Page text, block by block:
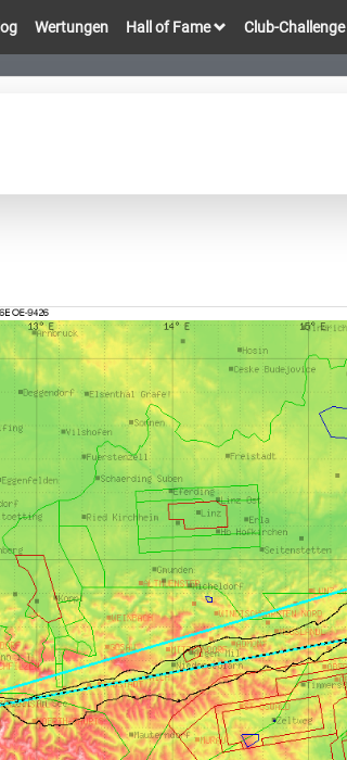
Wertungen Hall of Fame Club-Challenge